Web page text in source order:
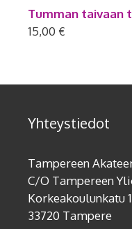
Tumman taivaan
15,00 €
Yhteystiedot
Tampereen
C/O Tampereen
Korkeakoulunkatu
33720 Tampere